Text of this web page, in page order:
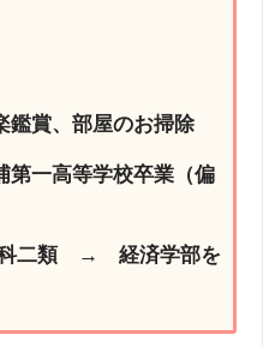
鑑賞、部屋のお掃除
第一高等学校卒業（偏
科二類 → 経済学部を